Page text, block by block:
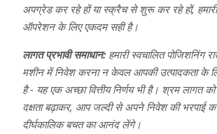
अपग्रेड कर रहे हों या स्क्रैच से शुरू कर रहे हों,
ऑपरेशन के लिए एकदम सही है।
लागत प्रभावी समाधान:हमारी स्वचालित पोजिशनिंग
मशीन में निवेश करना न केवल आपकी उत्पादकता के
है - यह एक अच्छा वित्तीय निर्णय भी है। श्रम
दक्षता बढ़ाकर, आप जल्दी से अपने निवेश की भरपाई
दीर्घकालिक बचत का आनंद लेंगे।